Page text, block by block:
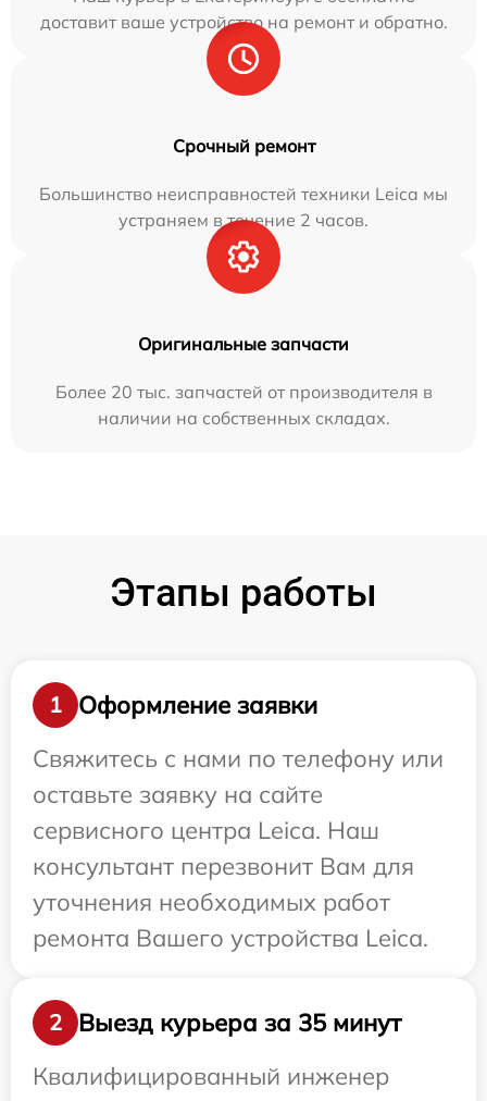
доставит ваше устройство на ремонт и обратно.
Срочный ремонт
Большинство неисправностей техники Leica мы
устраняем в течение 2 часов.
Оригинальные запчасти
Более 20 тыс. запчастей от производителя в
наличии на собственных складах.
Этапы работы
1
Оформление заявки
Свяжитесь с нами по телефону или
оставьте заявку на сайте
сервисного центра Leica. Наш
консультант перезвонит Вам для
уточнения необходимых работ
ремонта Вашего устройства Leica.
2
Выезд курьера за 35 минут
Квалифицированный инженер